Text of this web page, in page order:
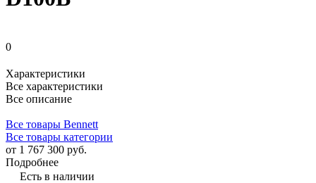
0
Характеристики
Все характеристики
Все описание
Все товары Bennett
Все товары категории
от 1 767 300 руб.
Подробнее
Есть в наличии